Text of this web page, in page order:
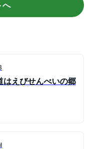
へ
はえびせんべいの郷